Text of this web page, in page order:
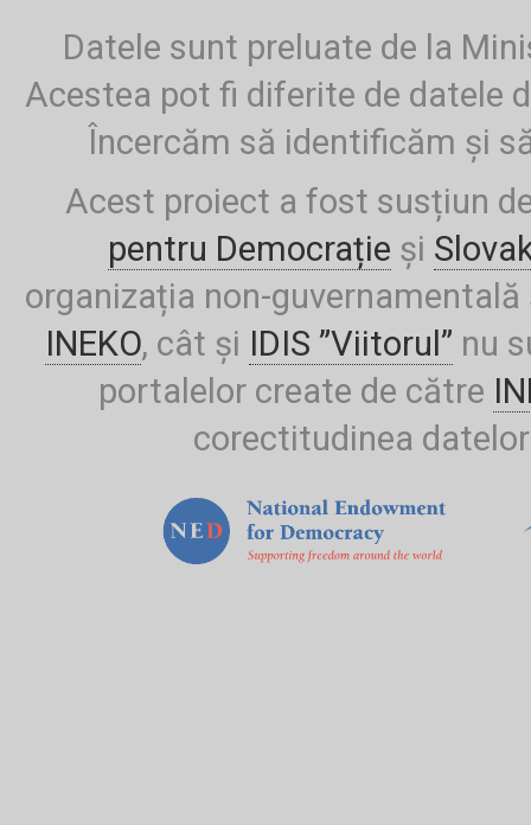
Datele sunt preluate de la
Acestea pot fi diferite de datele
Încercăm să identificăm și
Acest proiect a fost susțiun
pentru Democrație și
organizația non-
INEKO, cât și IDIS ”Viitorul” nu
portalelor create de către
corectitudinea